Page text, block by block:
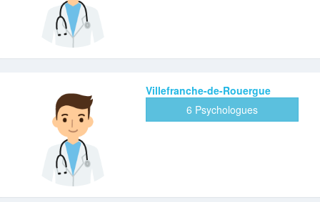
Villefranche-de-Rouergue
6 Psychologues